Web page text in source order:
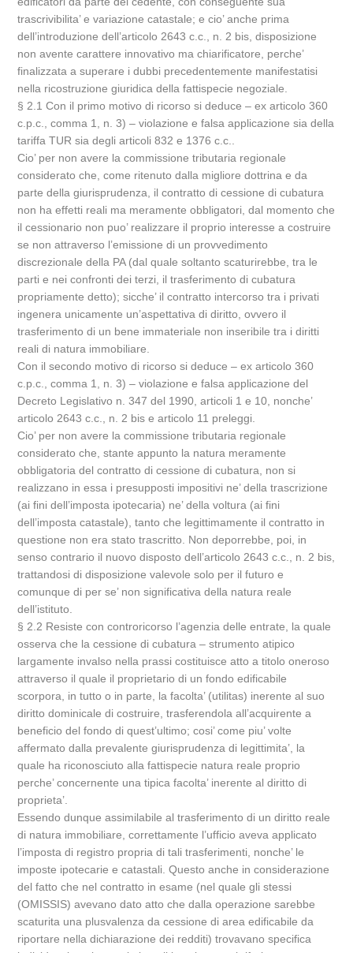
trascrivibilita’ e variazione catastale; e cio’ anche prima
dell’introduzione dell’articolo 2643 c.c., n. 2 bis, disposizione
non avente carattere innovativo ma chiarificatore, perche’
finalizzata a superare i dubbi precedentemente manifestatisi
nella ricostruzione giuridica della fattispecie negoziale.
§ 2.1 Con il primo motivo di ricorso si deduce – ex articolo 360
c.p.c., comma 1, n. 3) – violazione e falsa applicazione sia della
tariffa TUR sia degli articoli 832 e 1376 c.c..
Cio’ per non avere la commissione tributaria regionale
considerato che, come ritenuto dalla migliore dottrina e da
parte della giurisprudenza, il contratto di cessione di cubatura
non ha effetti reali ma meramente obbligatori, dal momento che
il cessionario non puo’ realizzare il proprio interesse a costruire
se non attraverso l’emissione di un provvedimento
discrezionale della PA (dal quale soltanto scaturirebbe, tra le
parti e nei confronti dei terzi, il trasferimento di cubatura
propriamente detto); sicche’ il contratto intercorso tra i privati
ingenera unicamente un’aspettativa di diritto, ovvero il
trasferimento di un bene immateriale non inseribile tra i diritti
reali di natura immobiliare.
Con il secondo motivo di ricorso si deduce – ex articolo 360
c.p.c., comma 1, n. 3) – violazione e falsa applicazione del
Decreto Legislativo n. 347 del 1990, articoli 1 e 10, nonche’
articolo 2643 c.c., n. 2 bis e articolo 11 preleggi.
Cio’ per non avere la commissione tributaria regionale
considerato che, stante appunto la natura meramente
obbligatoria del contratto di cessione di cubatura, non si
realizzano in essa i presupposti impositivi ne’ della trascrizione
(ai fini dell’imposta ipotecaria) ne’ della voltura (ai fini
dell’imposta catastale), tanto che legittimamente il contratto in
questione non era stato trascritto. Non deporrebbe, poi, in
senso contrario il nuovo disposto dell’articolo 2643 c.c., n. 2 bis,
trattandosi di disposizione valevole solo per il futuro e
comunque di per se’ non significativa della natura reale
dell’istituto.
§ 2.2 Resiste con controricorso l’agenzia delle entrate, la quale
osserva che la cessione di cubatura – strumento atipico
largamente invalso nella prassi costituisce atto a titolo oneroso
attraverso il quale il proprietario di un fondo edificabile
scorpora, in tutto o in parte, la facolta’ (utilitas) inerente al suo
diritto dominicale di costruire, trasferendola all’acquirente a
beneficio del fondo di quest’ultimo; cosi’ come piu’ volte
affermato dalla prevalente giurisprudenza di legittimita’, la
quale ha riconosciuto alla fattispecie natura reale proprio
perche’ concernente una tipica facolta’ inerente al diritto di
proprieta’.
Essendo dunque assimilabile al trasferimento di un diritto reale
di natura immobiliare, correttamente l’ufficio aveva applicato
l’imposta di registro propria di tali trasferimenti, nonche’ le
imposte ipotecarie e catastali. Questo anche in considerazione
del fatto che nel contratto in esame (nel quale gli stessi
(OMISSIS) avevano dato atto che dalla operazione sarebbe
scaturita una plusvalenza da cessione di area edificabile da
riportare nella dichiarazione dei redditi) trovavano specifica